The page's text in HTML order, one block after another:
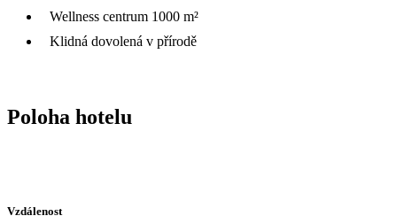
Wellness centrum 1000 m²
Klidná dovolená v přírodě
Poloha hotelu
Vzdálenost